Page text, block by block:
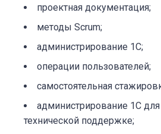
проектная документация;
методы Scrum;
администрирование 1С;
операции пользователей;
самостоятельная
администрирование 1С для
технической поддержке;